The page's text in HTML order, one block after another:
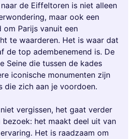
de Eiffeltoren is niet alleen
maar ook een
om Parijs vanuit een
te waarderen. Het is waar dat
de top adembenemend is. De
Seine die tussen de kades
iconische monumenten zijn
die zich aan je voordoen.
vergissen, het gaat verder
bezoek: het maakt deel uit van
Het is raadzaam om